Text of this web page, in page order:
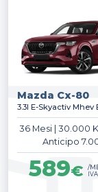
Mazda Cx-80
36 Mesi| 30.000
Anticipo
589€ /